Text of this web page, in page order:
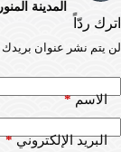
المدينة
اترك ردّاً
لن يتم نشر عنوان بريدك
الاسم*
البريد الإلكتروني*